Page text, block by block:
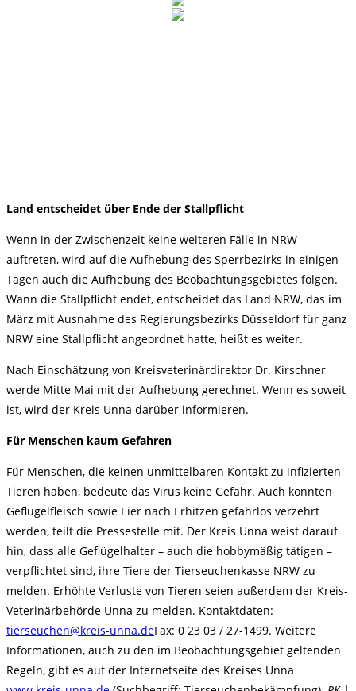
Land entscheidet über Ende der Stallpflicht
Wenn in der Zwischenzeit keine weiteren Fälle in NRW
auftreten, wird auf die Aufhebung des Sperrbezirks in einigen
Tagen auch die Aufhebung des Beobachtungsgebietes folgen.
Wann die Stallpflicht endet, entscheidet das Land NRW, das im
März mit Ausnahme des Regierungsbezirks Düsseldorf für ganz
NRW eine Stallpflicht angeordnet hatte, heißt es weiter.
Nach Einschätzung von Kreisveterinärdirektor Dr. Kirschner
werde Mitte Mai mit der Aufhebung gerechnet. Wenn es soweit
ist, wird der Kreis Unna darüber informieren.
Für Menschen kaum Gefahren
Für Menschen, die keinen unmittelbaren Kontakt zu infizierten
Tieren haben, bedeute das Virus keine Gefahr. Auch könnten
Geflügelfleisch sowie Eier nach Erhitzen gefahrlos verzehrt
werden, teilt die Pressestelle mit. Der Kreis Unna weist darauf
hin, dass alle Geflügelhalter – auch die hobbymäßig tätigen –
verpflichtet sind, ihre Tiere der Tierseuchenkasse NRW zu
melden. Erhöhte Verluste von Tieren seien außerdem der Kreis-
Veterinärbehörde Unna zu melden. Kontaktdaten:
tierseuchen@kreis-unna.deFax: 0 23 03 / 27-1499. Weitere
Informationen, auch zu den im Beobachtungsgebiet geltenden
Regeln, gibt es auf der Internetseite des Kreises Unna